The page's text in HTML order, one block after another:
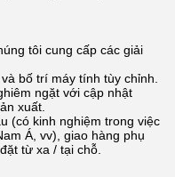
tôi cung cấp các giải
bố trí máy tính tùy chỉnh.
ngặt với cập nhật
xuất.
(có kinh nghiệm trong việc
Á, vv), giao hàng phụ
từ xa / tại chỗ.